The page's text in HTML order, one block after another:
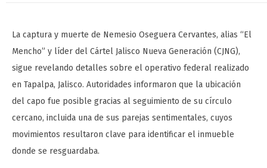
La captura y muerte de Nemesio Oseguera Cervantes, alias “El
Mencho” y líder del Cártel Jalisco Nueva Generación (CJNG),
sigue revelando detalles sobre el operativo federal realizado
en Tapalpa, Jalisco. Autoridades informaron que la ubicación
del capo fue posible gracias al seguimiento de su círculo
cercano, incluida una de sus parejas sentimentales, cuyos
movimientos resultaron clave para identificar el inmueble
donde se resguardaba.